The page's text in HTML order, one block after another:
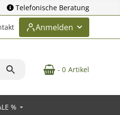
Telefonische Beratung
Anmelden
- 0 Artikel
%